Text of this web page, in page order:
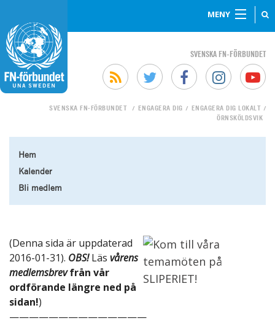
MENY
SVENSKA FN-FÖRBUNDET
SVENSKA FN-FÖRBUNDET / ENGAGERA DIG / ENGAGERA DIG LOKALT /
ÖRNSKÖLDSVIK
Hem
Kalender
Bli medlem
(Denna sida är uppdaterad
2016-01-31). OBS!Läs vårens
medlemsbrevfrån vår
ordförande längre ned på
sidan!)
——————————————